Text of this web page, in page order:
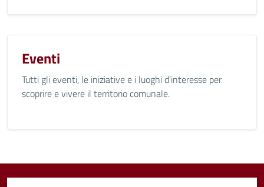
Eventi
Tutti gli eventi, le iniziative e i luoghi d'interesse per
scoprire e vivere il territorio comunale.